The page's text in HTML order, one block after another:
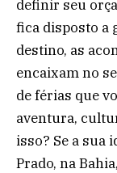
definir seu
fica disposto a
destino, as
encaixam no
de férias que
aventura,
isso? Se a sua
Prado, na